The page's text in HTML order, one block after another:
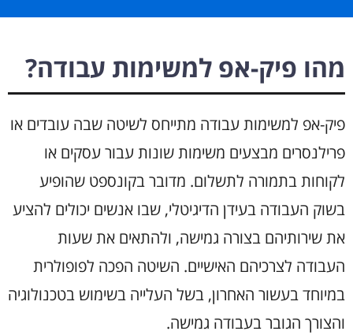
מהו פיק-אפ למשימות עבודה?
פיק-אפ למשימות עבודה מתייחס לשיטה שבה עובדים או
פרילנסרים מבצעים משימות שונות עבור עסקים או
לקוחות בתמורה לתשלום. מדובר בקונספט שהופיע
בשוק העבודה בעידן הדיגיטלי, שבו אנשים יכולים להציע
את שירותיהם בצורה גמישה, ולהתאים את שעות
העבודה לצרכיהם האישיים. השיטה הפכה לפופולרית
במיוחד בעשור האחרון, בשל העלייה בשימוש בטכנולוגיה
והצורך הגובר בעבודה גמישה.